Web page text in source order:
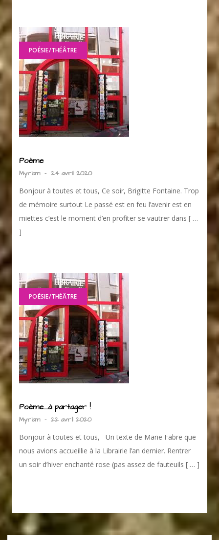
POÉSIE/THÉÂTRE
Poème
Myriam - 24 avril 2020
Bonjour à toutes et tous, Ce soir, Brigitte Fontaine. Trop
de mémoire surtout Le passé est en feu l’avenir est en
miettes c’est le moment d’en profiter se vautrer dans [ …
]
POÉSIE/THÉÂTRE
Poème….à partager !
Myriam - 22 avril 2020
Bonjour à toutes et tous, Un texte de Marie Fabre que
nous avions accueillie à la Librairie l’an dernier. Rentrer
un soir d’hiver enchanté rose (pas assez de fauteuils [ … ]